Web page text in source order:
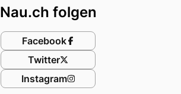
Nau.ch folgen
Facebook
Twitter
Instagram